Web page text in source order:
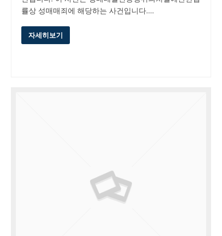
률상 성매매죄에 해당하는 사건입니다.…
자세히보기